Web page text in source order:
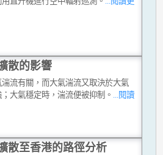
散的影響
流有關，而大氣湍流又取決於大氣
大氣穩定時，湍流便被抑制。
...閱讀
散至香港的路徑分析